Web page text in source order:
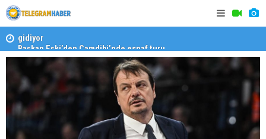
Başkan Eşki’den Çamdibi’nde esnaf turu